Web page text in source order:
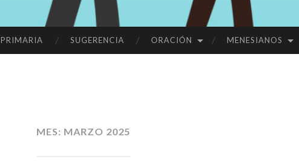
PRIMARIA SUGERENCIA ORACIÓN MENESIANOS
MES: MARZO 2025